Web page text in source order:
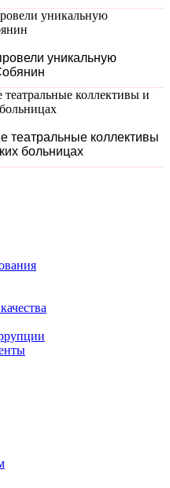
уникальную
театральные коллективы
больницах